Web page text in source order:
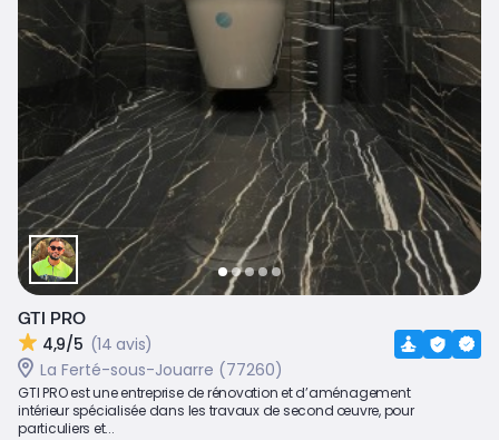
GTI PRO
4,9/5 (14 avis)
La Ferté-sous-Jouarre (77260)
GTI PRO est une entreprise de rénovation et d’aménagement
intérieur spécialisée dans les travaux de second œuvre, pour
particuliers et...